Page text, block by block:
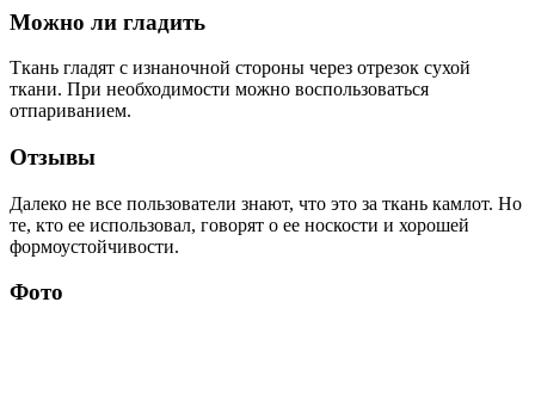
Можно ли гладить
Ткань гладят с изнаночной стороны через отрезок сухой
ткани. При необходимости можно воспользоваться
отпариванием.
Отзывы
Далеко не все пользователи знают, что это за ткань камлот. Но
те, кто ее использовал, говорят о ее носкости и хорошей
формоустойчивости.
Фото